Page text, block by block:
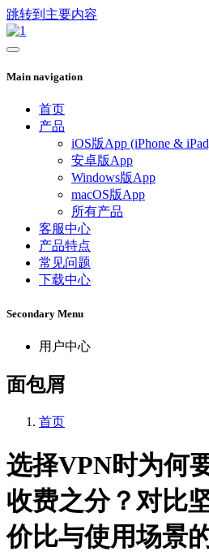
跳转到主要内容
Main navigation
首页
产品
iOS版App (iPhone &
安卓版App
Windows版App
macOS版App
所有产品
客服中心
产品特点
常见问题
下载中心
Secondary Menu
用户中心
面包屑
首页
选择VPN时为何
收费之分？对比
价比与使用场景